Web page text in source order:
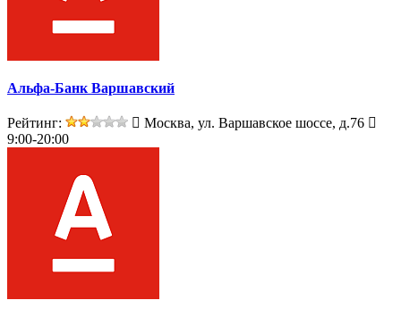
Альфа-Банк Варшавский
Рейтинг:
Москва, ул. Варшавское шоссе, д.76
9:00-20:00